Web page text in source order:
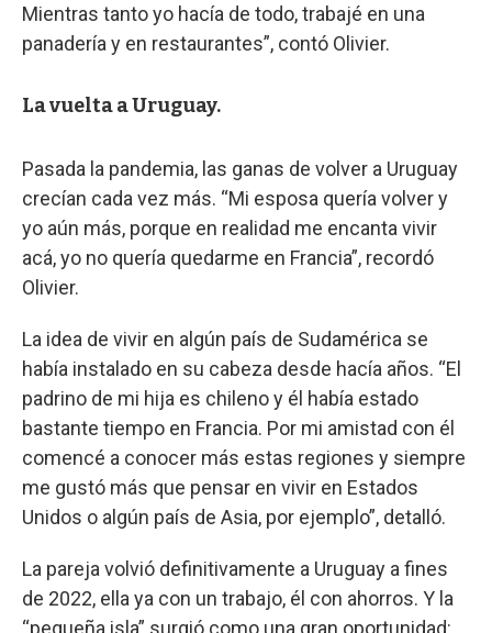
Mientras tanto yo hacía de todo, trabajé en una
panadería y en restaurantes”, contó Olivier.
La vuelta a Uruguay.
Pasada la pandemia, las ganas de volver a Uruguay
crecían cada vez más. “Mi esposa quería volver y
yo aún más, porque en realidad me encanta vivir
acá, yo no quería quedarme en Francia”, recordó
Olivier.
La idea de vivir en algún país de Sudamérica se
había instalado en su cabeza desde hacía años. “El
padrino de mi hija es chileno y él había estado
bastante tiempo en Francia. Por mi amistad con él
comencé a conocer más estas regiones y siempre
me gustó más que pensar en vivir en Estados
Unidos o algún país de Asia, por ejemplo”, detalló.
La pareja volvió definitivamente a Uruguay a fines
de 2022, ella ya con un trabajo, él con ahorros. Y la
“pequeña isla” surgió como una gran oportunidad: